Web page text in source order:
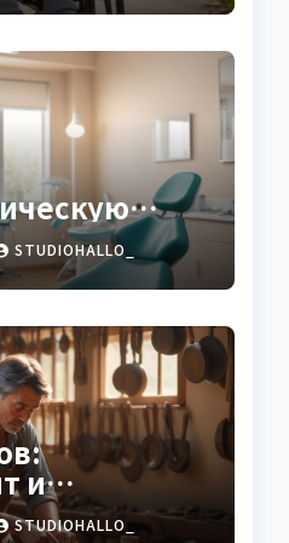
STUDIOHALLO_
и
STUDIOHALLO_